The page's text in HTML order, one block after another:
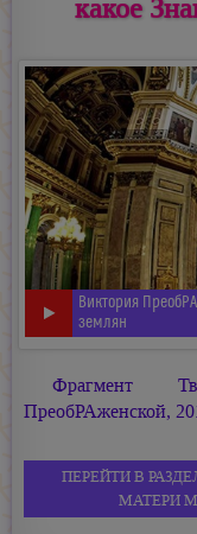
какое
Виктория
землян
Фрагмент
ПреобРАженской,
ПЕРЕЙТИ В
МАТЕРИ